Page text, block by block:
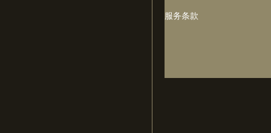
服务条款